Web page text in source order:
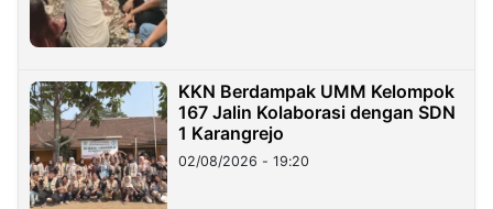
KKN Berdampak UMM Kelompok
167 Jalin Kolaborasi dengan SDN
1 Karangrejo
02/08/2026 - 19:20